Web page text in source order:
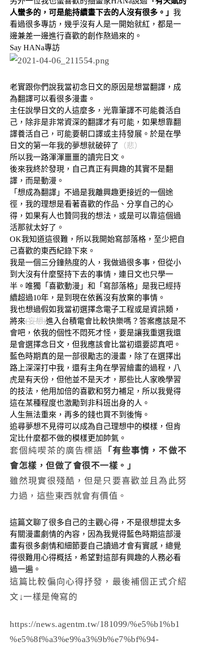
人蠻多的，可是能持續畫下去的人沒有很多。」 我
看過很多專訪，幾乎沒有人是一開始就紅，都是一
邊兼差一邊進行喜歡的創作熬過來的。
Say HANa專訪
老實跟你們說我當初念日文的原因是想當翻譯，成
為翻譯可以看很多漫畫。
主任說學日文的人這麼多，光靠筆譯不可能養活自
己，除非是非常資深的翻譯才有可能，如果想靠翻
譯養活自己，可能要朝口譯或主持發展。於是在學
日文的第一年我的夢想就破碎了
（悲）
所以我一路渾渾噩噩的讀完日文。
後來我終於發現，自己真正有興趣的其實不是翻
譯，而是動漫。
「想成為翻譯」不過是我離興趣更接近的一個途
徑，我的理想是看著喜歡的作品、分享自己的心
得，如果有人也贊同我的想法，或是可以靠這個過
活那就太好了。
OK我知道這很難，所以我開始寫部落格，至少把自
己喜歡的東西紀錄下來。
我是一個三分鐘熱度的人，我做過很多事，但從小
到大沒有什麼堅持下去的事情，連日文也只學一
半。唯獨「喜歡動漫」和「寫部落格」是我已經持
續超過10年，是到現在依舊沒有放棄的事情。
我也想過假如我當初選擇念電子工程或是資訊類，
將來(妄想)進入台積電會比較快樂嗎？答案應該是不
會吧，依我的個性不悶死才怪，要是讓我重選我還
是會選擇念日文，但我應該會比當初還要認真吧。
藍色時期真的是一部很勵志的漫畫，除了在選擇出
路上深深打中我，還有主角在學習繪畫的過程，八
虎是有天份，但他並不是天才，那些比人家晚學習
的技法，他用加倍的喜歡和努力補足，所以我覺得
這在某種程度也激勵到非科班出身的人。
人生無法重來，再多的錢也買不到後悔。
追尋夢想不見得可以成為自己理想中的模樣，但肯
定比什麼都不做的模樣更加帥氣。
套個純喫茶的廣告標語
「有些事情，不做不
會怎樣，但做了會很不一樣。」
雖然現實很殘酷，但是只要喜歡並且為此努
力過，這些東西就會有價值。
這篇文聊了很多自己的主觀心得，不是很想提太多
有關漫畫劇情的內容，因為我覺得藍色時期這部漫
畫有很多劇情和細節要自己讀過才會有實感，總覺
得很難用心得概括，希望對這部有興趣的人務必看
過一遍。
這篇比較偏向心得抒發，最後補個正式介紹
文↓一樣是俺寫的
https://news.agentm.tw/181099/%e5%b1%b1
%e5%8f%a3%e9%a3%9b%e7%bf%94-